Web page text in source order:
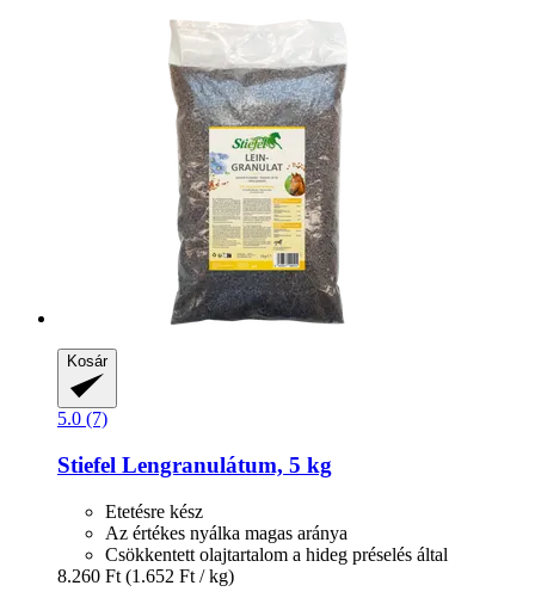
Kosár
5.0 (7)
Stiefel Lengranulátum, 5 kg
Etetésre kész
Az értékes nyálka magas aránya
Csökkentett olajtartalom a hideg préselés által
8.260 Ft (1.652 Ft / kg)